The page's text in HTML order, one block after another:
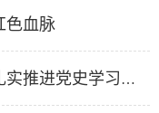
血脉
习教育工作，成果丰硕